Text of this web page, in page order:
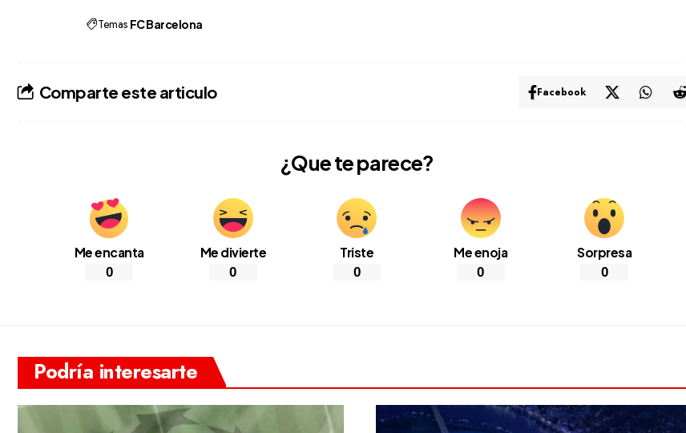
Temas FC Barcelona
Comparte este articulo Facebook
¿Que te parece?
Me encanta
0
Me divierte
0
Triste
0
Me enoja
0
Sorpresa
0
Podría interesarte